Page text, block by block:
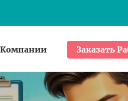
Заказать